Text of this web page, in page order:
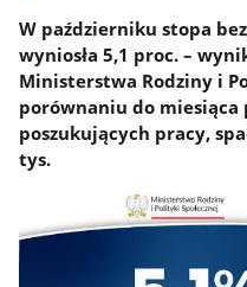
W październiku stopa
wyniosła 5,1 proc. –
Ministerstwa Rodziny i
porównaniu do miesiąca
poszukujących pracy,
tys.